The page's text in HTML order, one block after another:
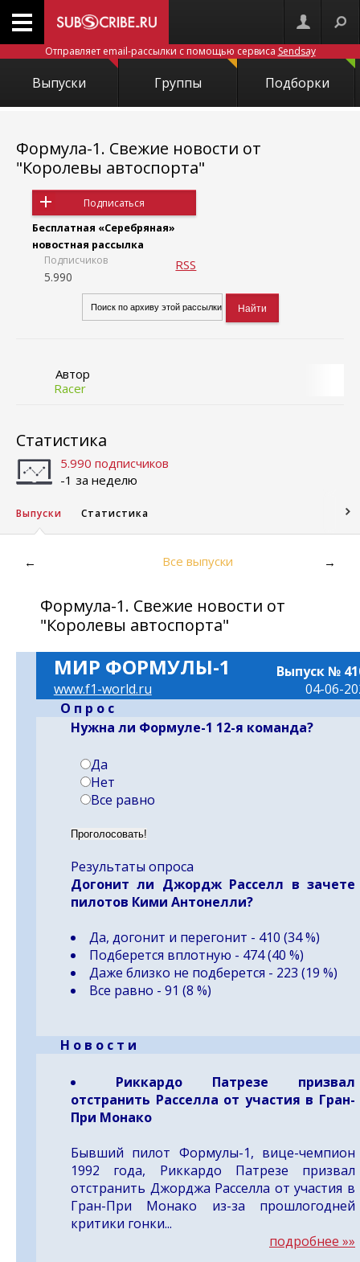
Отправляет email-рассылки с помощью сервиса Sendsay
Выпуски Группы Подборки
Формула-1. Свежие новости от
"Королевы автоспорта"
Подписаться
Бесплатная «Серебряная»
новостная рассылка
Подписчиков
5.990
RSS
Автор
Racer
Статистика
5.990 подписчиков
-1 за неделю
Выпуски Статистика
← Все выпуски →
Формула-1. Свежие новости от
"Королевы автоспорта"
МИР ФОРМУЛЫ-1
www.f1-world.ru
Выпуск №
04-06-
О п р о с
Нужна ли Формуле-1 12-я команда?
Да
Нет
Все равно
Результаты опроса
Догонит ли Джордж Расселл в зачете
пилотов Кими Антонелли?
Да, догонит и перегонит - 410 (34 %)
Подберется вплотную - 474 (40 %)
Даже близко не подберется - 223 (19 %)
Все равно - 91 (8 %)
Н о в о с т и
Риккардо Патрезе призвал
отстранить Расселла от участия в Гран-
При Монако
Бывший пилот Формулы-1, вице-чемпион
1992 года, Риккардо Патрезе призвал
отстранить Джорджа Расселла от участия в
Гран-При Монако из-за прошлогодней
критики гонки...
подробнее »»